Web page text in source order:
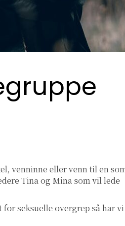
venninne eller venn til en
Tina og Mina som vil lede
seksuelle overgrep så har vi